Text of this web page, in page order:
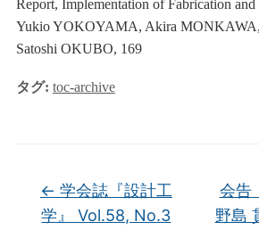
Report, Implementation of Fabrication
Yukio YOKOYAMA, Akira
Satoshi OKUBO, 169
タグ: toc-archive
← 学会誌『設計工
学』 Vol.58, No.3
会告
野島